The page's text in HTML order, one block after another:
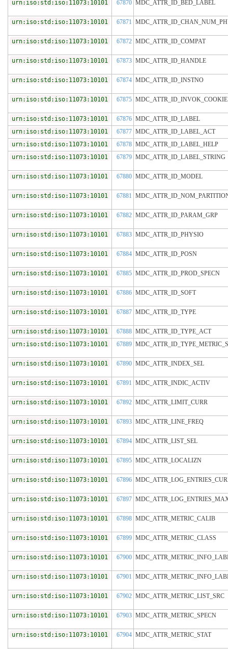
urn:iso:std:iso:11073:10101 67870 MDC_ATTR_ID_BED_LABEL
urn:iso:std:iso:11073:10101 67871
urn:iso:std:iso:11073:10101 67872 MDC_ATTR_ID_COMPAT
urn:iso:std:iso:11073:10101 67873 MDC_ATTR_ID_HANDLE
urn:iso:std:iso:11073:10101 67874 MDC_ATTR_ID_INSTNO
urn:iso:std:iso:11073:10101 67875 MDC_ATTR_ID_INVOK_COOKIE
urn:iso:std:iso:11073:10101 67876 MDC_ATTR_ID_LABEL
urn:iso:std:iso:11073:10101
67877 MDC_ATTR_ID_LABEL_ACT
urn:iso:std:iso:11073:10101
67878 MDC_ATTR_ID_LABEL_HELP
urn:iso:std:iso:11073:10101
67879 MDC_ATTR_ID_LABEL_STRING
urn:iso:std:iso:11073:10101 67880 MDC_ATTR_ID_MODEL
urn:iso:std:iso:11073:10101 67881
urn:iso:std:iso:11073:10101 67882 MDC_ATTR_ID_PARAM_GRP
urn:iso:std:iso:11073:10101 67883 MDC_ATTR_ID_PHYSIO
urn:iso:std:iso:11073:10101 67884 MDC_ATTR_ID_POSN
urn:iso:std:iso:11073:10101 67885 MDC_ATTR_ID_PROD_SPECN
urn:iso:std:iso:11073:10101 67886 MDC_ATTR_ID_SOFT
urn:iso:std:iso:11073:10101 67887 MDC_ATTR_ID_TYPE
urn:iso:std:iso:11073:10101 67888 MDC_ATTR_ID_TYPE_ACT
urn:iso:std:iso:11073:10101
67889
urn:iso:std:iso:11073:10101 67890 MDC_ATTR_INDEX_SEL
urn:iso:std:iso:11073:10101 67891 MDC_ATTR_INDIC_ACTIV
urn:iso:std:iso:11073:10101 67892 MDC_ATTR_LIMIT_CURR
urn:iso:std:iso:11073:10101 67893 MDC_ATTR_LINE_FREQ
urn:iso:std:iso:11073:10101 67894 MDC_ATTR_LIST_SEL
urn:iso:std:iso:11073:10101 67895 MDC_ATTR_LOCALIZN
urn:iso:std:iso:11073:10101 67896
urn:iso:std:iso:11073:10101 67897
urn:iso:std:iso:11073:10101 67898 MDC_ATTR_METRIC_CALIB
urn:iso:std:iso:11073:10101 67899 MDC_ATTR_METRIC_CLASS
urn:iso:std:iso:11073:10101 67900
urn:iso:std:iso:11073:10101 67901
urn:iso:std:iso:11073:10101 67902 MDC_ATTR_METRIC_LIST_SRC
urn:iso:std:iso:11073:10101 67903 MDC_ATTR_METRIC_SPECN
urn:iso:std:iso:11073:10101 67904 MDC_ATTR_METRIC_STAT